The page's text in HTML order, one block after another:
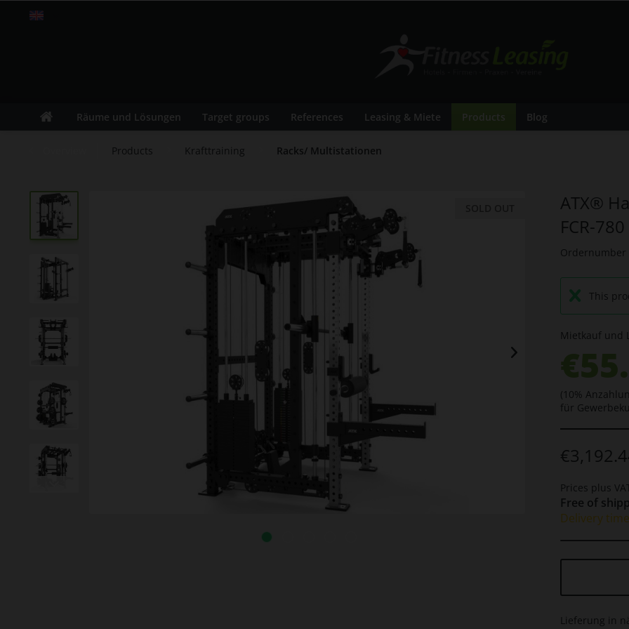
Räume und Lösungen Target groups References Leasing & Miete Products Blog
Products Krafttraining Racks/ Multistationen
ATX®
FCR-780
Ordernumber
This
Mietkauf und
(10%
für
Prices plus
Free of
Delivery
Lieferung in